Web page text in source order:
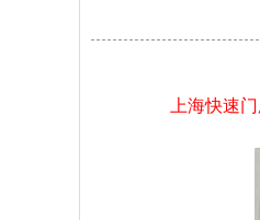
上海快速